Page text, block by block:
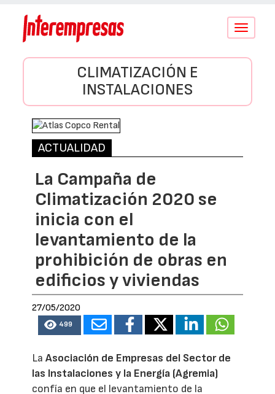
Conmutar
CLIMATIZACIÓN E
INSTALACIONES
ACTUALIDAD
La Campaña de
Climatización 2020 se
inicia con el
levantamiento de la
prohibición de obras en
edificios y viviendas
27/05/2020
499
LaAsociación de Empresas del Sector de
las Instalaciones y la Energía (Agremia)
confía en que el levantamiento de la